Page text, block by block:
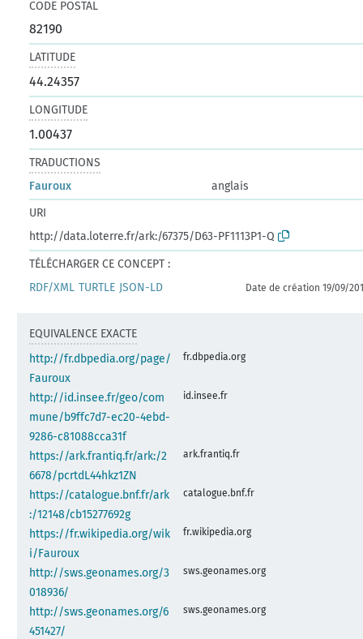
CODE POSTAL
82190
LATITUDE
44.24357
LONGITUDE
1.00437
TRADUCTIONS
Fauroux
anglais
URI
http://data.loterre.fr/ark:/67375/D63-PF1113P1-Q
TÉLÉCHARGER CE CONCEPT :
RDF/XML TURTLE JSON-LD Date de création 19/09/
EQUIVALENCE EXACTE
http://fr.dbpedia.org/page/
Fauroux
fr.dbpedia.org
http://id.insee.fr/geo/com
mune/b9ffc7d7-ec20-4ebd-
9286-c81088cca31f
id.insee.fr
https://ark.frantiq.fr/ark:/2
6678/pcrtdL44hkz1ZN
ark.frantiq.fr
https://catalogue.bnf.fr/ark
:/12148/cb15277692g
catalogue.bnf.fr
https://fr.wikipedia.org/wik
i/Fauroux
fr.wikipedia.org
http://sws.geonames.org/3
018936/
sws.geonames.org
http://sws.geonames.org/6
451427/
sws.geonames.org